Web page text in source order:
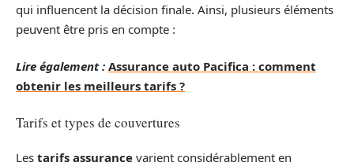
qui influencent la décision finale. Ainsi, plusieurs éléments
peuvent être pris en compte :
Lire également : Assurance auto Pacifica : comment
obtenir les meilleurs tarifs ?
Tarifs et types de couvertures
Les tarifs assurance varient considérablement en